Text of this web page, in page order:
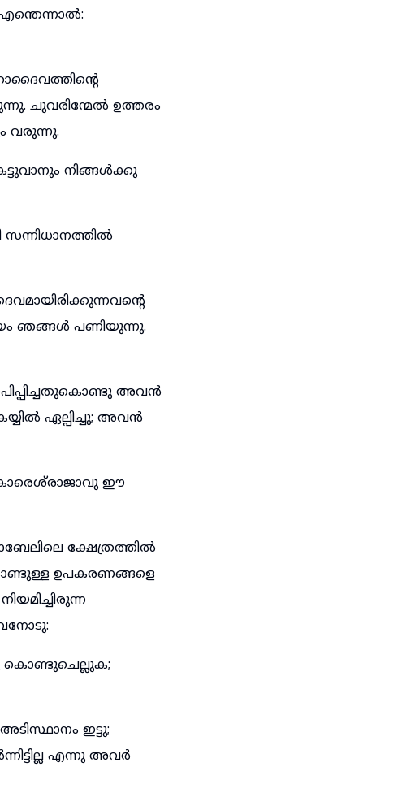
ചുവരിന്മേൽ ഉത്തരം
വരുന്നു.
നിങ്ങൾക്കു
ഞങ്ങൾ പണിയുന്നു.
അവൻ
ഏല്പിച്ചു; അവൻ
ഈ
ക്ഷേത്രത്തിൽ
ഉപകരണങ്ങളെ
കൊണ്ടുചെല്ലുക;
ഇട്ടു;
എന്നു അവർ